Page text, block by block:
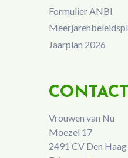
Formulier ANBI
Jaarplan 2026
CONTACT
Vrouwen van Nu
Moezel 17
2491 CV Den Haag